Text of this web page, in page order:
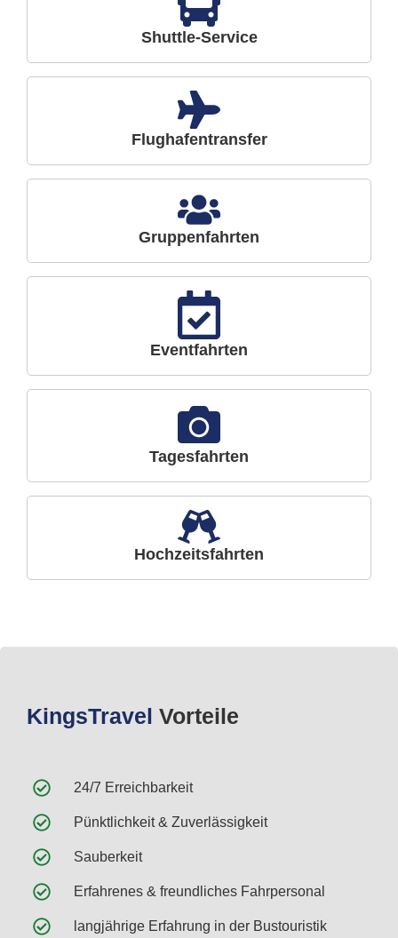
Shuttle-Service
Flughafentransfer
Gruppenfahrten
Eventfahrten
Tagesfahrten
Hochzeitsfahrten
KingsTravel Vorteile
24/7 Erreichbarkeit
Pünktlichkeit & Zuverlässigkeit
Sauberkeit
Erfahrenes & freundliches Fahrpersonal
langjährige Erfahrung in der Bustouristik